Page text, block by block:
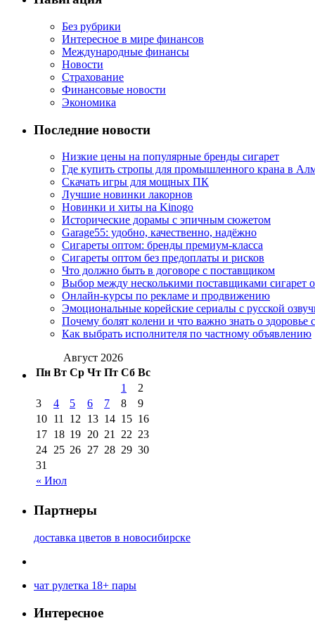
Без рубрики
Интересное в мире финансов
Международные финансы
Новости
Страхование
Финансовые новости
Экономика
Последние новости
Низкие цены на популярные бренды сигарет
Где купить стропы для промышленного крана в
Скачать игры для мощных ПК
Лучшие новинки лакорнов
Новинки и хиты на Kinogo
Исторические дорамы с эпичным сюжетом
Garage55: удобно, качественно, надёжно
Сигареты оптом: бренды премиум-класса
Сигареты оптом без предоплаты и рисков
Что должно быть в договоре с поставщиком
Выбор между несколькими поставщиками сигарет
Онлайн-курсы по рекламе и продвижению
Эмоциональные корейские сериалы с русской
Почему болят колени и что важно знать о здоровье
Как выбрать исполнителя по частному объявлению
Август 2026
Пн Вт Ср Чт Пт Сб Вс
« Июл
1
2
3
4 5 6 7 8
9
10 11 12 13 14 15 16
17 18 19 20 21 22 23
24 25 26 27 28 29 30
31
Партнеры
доставка цветов в новосибирске
чат рулетка 18+ пары
Интересное